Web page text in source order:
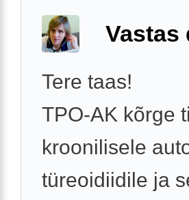
Vastas
Tere taas!
TPO-AK kõrge
kroonilisele
türeoidiidile ja